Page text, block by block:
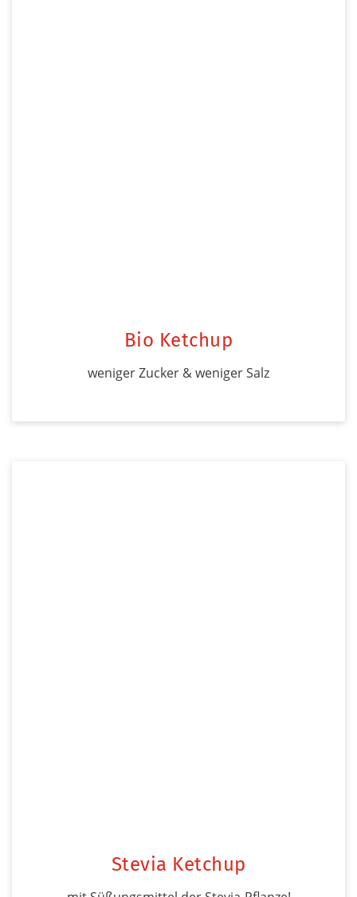
Bio Ketchup
weniger Zucker & weniger Salz
Stevia Ketchup